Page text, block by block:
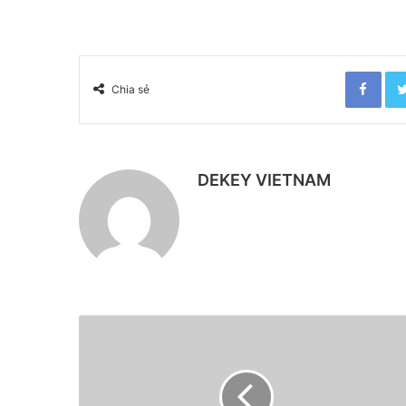
Chia sẻ
Facebook
DEKEY VIETNAM